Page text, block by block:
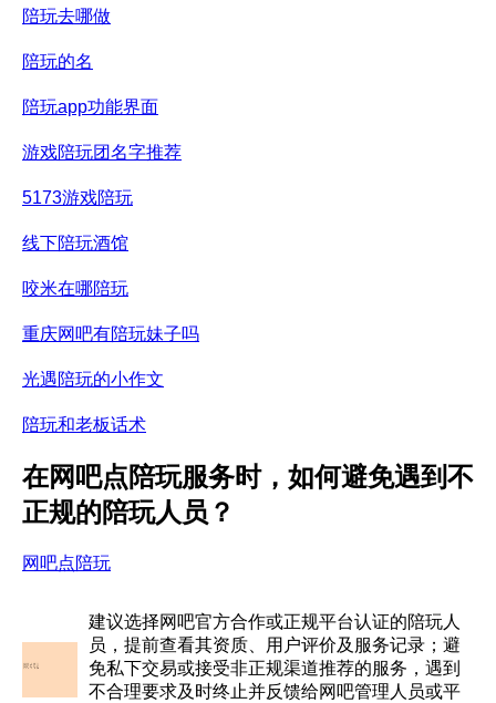
陪玩去哪做
陪玩的名
陪玩app功能界面
游戏陪玩团名字推荐
5173游戏陪玩
线下陪玩酒馆
咬米在哪陪玩
重庆网吧有陪玩妹子吗
光遇陪玩的小作文
陪玩和老板话术
在网吧点陪玩服务时，如何避免遇到不
正规的陪玩人员？
网吧点陪玩
建议选择网吧官方合作或正规平台认证的陪玩人
员，提前查看其资质、用户评价及服务记录；避
免私下交易或接受非正规渠道推荐的服务，遇到
不合理要求及时终止并反馈给网吧管理人员或平